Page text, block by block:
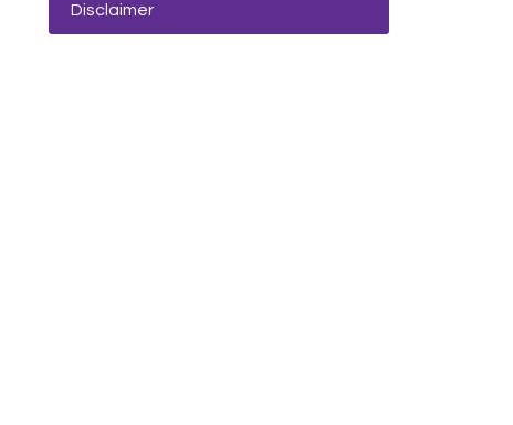
Disclaimer